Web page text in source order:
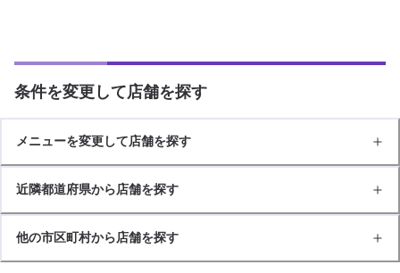
条件を変更して店舗を探す
メニューを変更して店舗を探す
近隣都道府県から店舗を探す
他の市区町村から店舗を探す